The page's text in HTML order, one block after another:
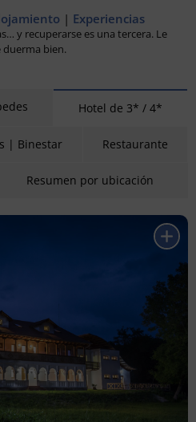
| Experiencias
y recuperarse es una tercera. Le
bien.
Hotel de 3* / 4*
| Binestar Restaurante
Resumen por ubicación